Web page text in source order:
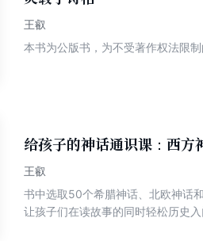
王叡
本书为公版书，为不受著作权法限
给孩子的神话通识课：西方
王叡
书中选取50个希腊神话、北欧神话
让孩子们在读故事的同时轻松历史